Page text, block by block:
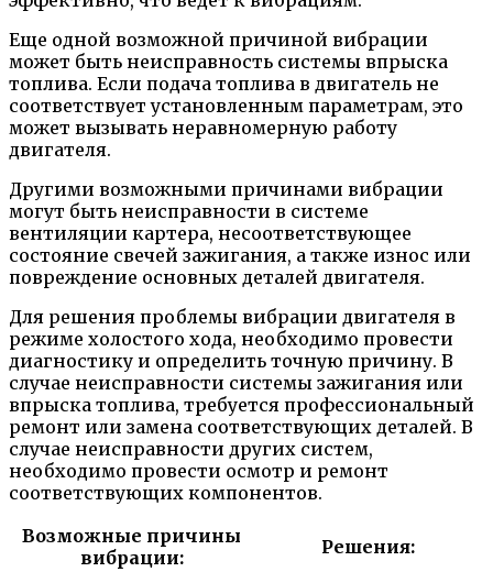
Еще одной возможной причиной вибрации
может быть неисправность системы впрыска
топлива. Если подача топлива в двигатель не
соответствует установленным параметрам, это
может вызывать неравномерную работу
двигателя.
Другими возможными причинами вибрации
могут быть неисправности в системе
вентиляции картера, несоответствующее
состояние свечей зажигания, а также износ или
повреждение основных деталей двигателя.
Для решения проблемы вибрации двигателя в
режиме холостого хода, необходимо провести
диагностику и определить точную причину. В
случае неисправности системы зажигания или
впрыска топлива, требуется профессиональный
ремонт или замена соответствующих деталей. В
случае неисправности других систем,
необходимо провести осмотр и ремонт
соответствующих компонентов.
Возможные причины
вибрации:
Решения: